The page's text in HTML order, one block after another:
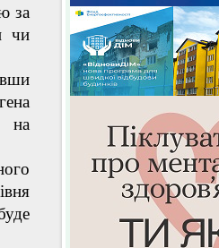
за
чи
на